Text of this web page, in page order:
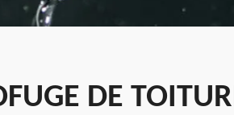
DE